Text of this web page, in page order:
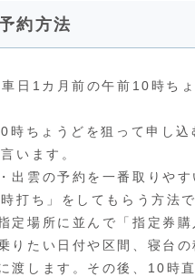
約方法
日1カ月前の午前10時ち
時ちょうどを狙って申し込
います。
出雲の予約を一番取りやす
打ち」をしてもらう方法で
定場所に並んで「指定券購
りたい日付や区間、寝台の
渡します。その後、10時